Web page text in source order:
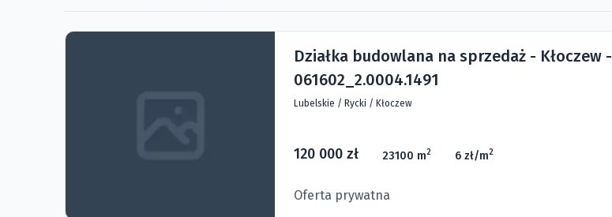
Działka budowlana na sprzedaż - Kłoczew -
061602_2.0004.1491
Lubelskie / Rycki / Kłoczew
120 000 zł 23100 m2 6 zł/m2
Oferta prywatna